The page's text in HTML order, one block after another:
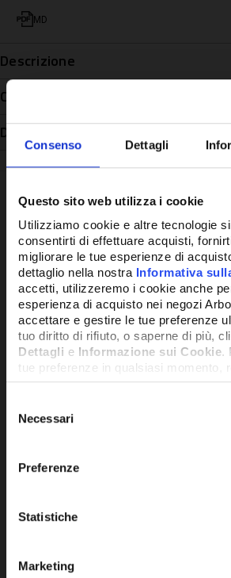
Consenso Dettagli
Questo sito web utilizza i cookie
Utilizziamo cookie e altre tecnologie
consentirti di effettuare acquisti,
migliorare le tue esperienze di
dettaglio nella nostra Informativa
accetti, utilizzeremo i cookie anche
esperienza di acquisto nei negozi
accettare e gestire le tue preferenze
tuo diritto di rifiuto, o saperne di più,
Dettagli e Informazione sui Cookie.
tue preferenze in qualsiasi momento,
precedentemente autorizzati,
delNecessari
Preferenze
Statistiche
Marketing
MD
Descrizione
Caratteristiche
Disponibilità
Potrebbe anche
PN10/16 - 802100U